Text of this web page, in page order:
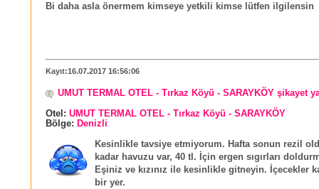
Bi daha asla önermem kimseye yetkili kimse lütfen ilgilensin
Kayıt:16.07.2017 16:56:06
UMUT TERMAL OTEL - Tırkaz Köyü - SARAYKÖY şikayet
Otel: UMUT TERMAL OTEL - Tırkaz Köyü - SARAYKÖY
Bölge: Denizli
Kesinlikle tavsiye etmiyorum. Hafta sonun rezil
kadar havuzu var, 40 tl. İçin ergen sıgırları
Eşiniz ve kızınız ile kesinlikle gitneyin. İçecekler
bir yer.